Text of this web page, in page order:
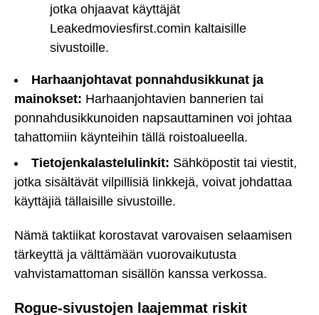
jotka ohjaavat käyttäjät
Leakedmoviesfirst.comin kaltaisille
sivustoille.
Harhaanjohtavat ponnahdusikkunat ja
mainokset: Harhaanjohtavien bannerien tai
ponnahdusikkunoiden napsauttaminen voi johtaa
tahattomiin käynteihin tällä roistoalueella.
Tietojenkalastelulinkit: Sähköpostit tai viestit,
jotka sisältävät vilpillisiä linkkejä, voivat johdattaa
käyttäjiä tällaisille sivustoille.
Nämä taktiikat korostavat varovaisen selaamisen
tärkeyttä ja välttämään vuorovaikutusta
vahvistamattoman sisällön kanssa verkossa.
Rogue-sivustojen laajemmat riskit